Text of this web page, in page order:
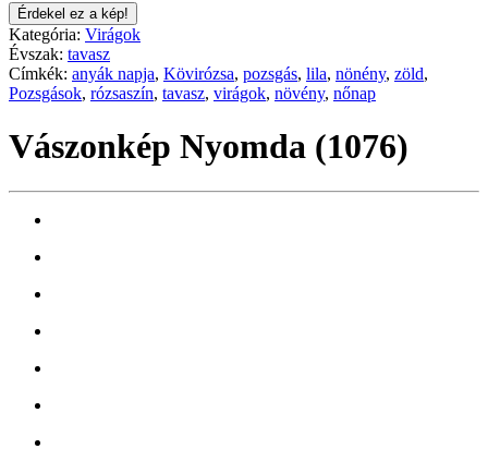
Érdekel ez a kép!
Kategória: Virágok
Évszak: tavasz
Címkék: anyák napja, Kövirózsa, pozsgás, lila, nönény, zöld,
Pozsgások, rózsaszín, tavasz, virágok, növény, nőnap
Vászonkép Nyomda (1076)